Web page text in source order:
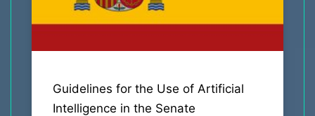
Guidelines for the Use of Artificial
Intelligence in the Senate